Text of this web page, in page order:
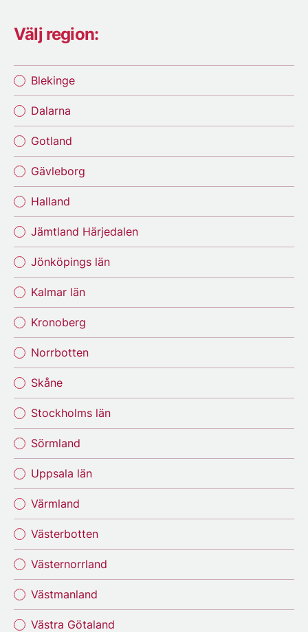
Välj region:
Blekinge
Dalarna
Gotland
Gävleborg
Halland
Jämtland Härjedalen
Jönköpings län
Kalmar län
Kronoberg
Norrbotten
Skåne
Stockholms län
Sörmland
Uppsala län
Värmland
Västerbotten
Västernorrland
Västmanland
Västra Götaland